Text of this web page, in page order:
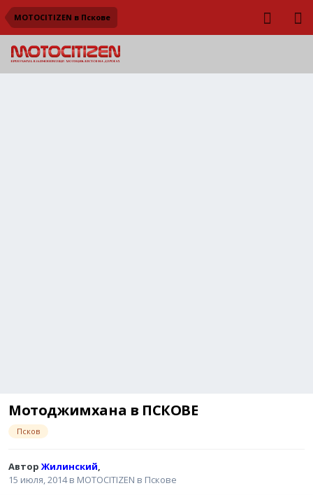
MOTOCITIZEN в Пскове
Мотоджимхана в ПСКОВЕ
Псков
Автор Жилинский,
15 июля, 2014в MOTOCITIZEN в Пскове